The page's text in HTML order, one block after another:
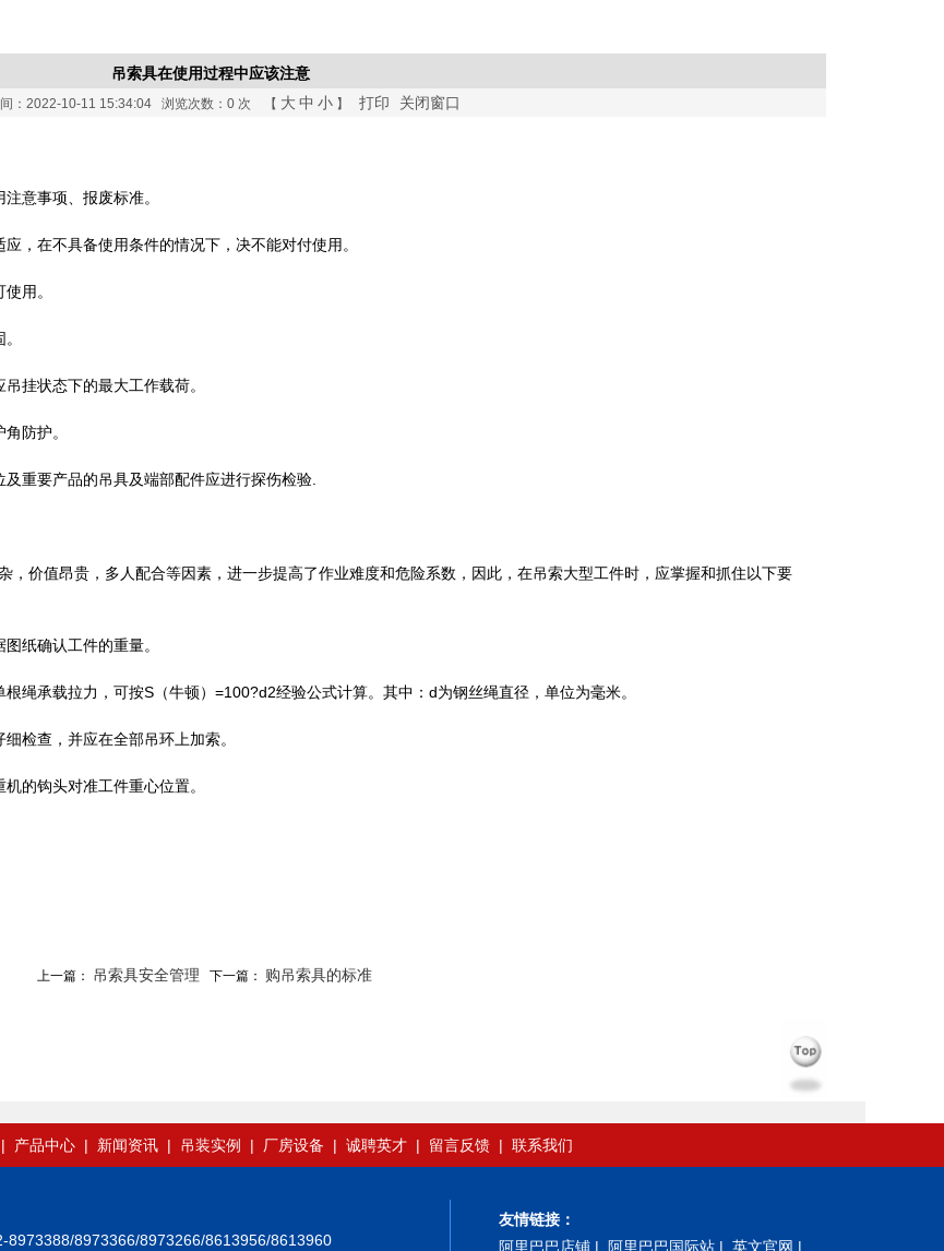
吊索具在使用过程中应该注意
：2022-10-11 15:34:04 浏览次数： 0 次 【 大 中 小 】 打印 关闭窗口
意事项、报废标准。
，在不具备使用条件的情况下，决不能对付使用。
用。
挂状态下的最大工作载荷。
防护。
重要产品的吊具及端部配件应进行探伤检验.
，价值昂贵，多人配合等因素，进一步提高了作业难度和危险系数，因此，在吊索大型工件时，应掌握和抓住以下要
纸确认工件的重量。
绳承载拉力，可按S（牛顿）=100?d2经验公式计算。其中：d为钢丝绳直径，单位为毫米。
检查，并应在全部吊环上加索。
的钩头对准工件重心位置。
上一篇： 吊索具安全管理 下一篇： 购吊索具的标准
| 产品中心 | 新闻资讯 | 吊装实例 | 厂房设备 | 诚聘英才 | 留言反馈 | 联系我们
8973366/8973266/8613956/8613960
友情链接：
阿里巴巴店铺 | 阿里巴巴国际站 | 英文官网 |